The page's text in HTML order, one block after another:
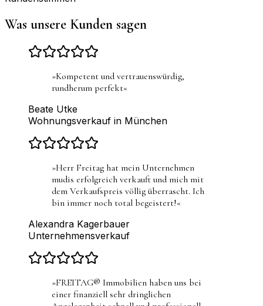
Was unsere Kunden sagen
»Kompetent und vertrauenswürdig,
rundherum perfekt«
Beate Utke
Wohnungsverkauf in München
»Herr Freitag hat mein Unternehmen
mudis erfolgreich verkauft und mich mit
dem Verkaufspreis völlig überrascht. Ich
bin immer noch total begeistert!«
Alexandra Kagerbauer
Unternehmensverkauf
»FREITAG® Immobilien haben uns bei
einer finanziell sehr dringlichen